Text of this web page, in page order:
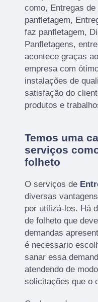
como, Entregas
panfletagem,
faz panfletagem,
Panfletagens,
acontece graças
empresa com
instalações de
satisfação do
produtos e
Temos uma
serviços
folheto
O serviços de
diversas
por utilizá-los. Há
de folheto que
demandas
é necessario
sanar essa
atendendo de
solicitações que o